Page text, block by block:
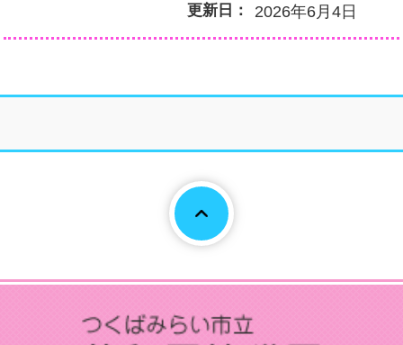
更新日： 2026年6月4日